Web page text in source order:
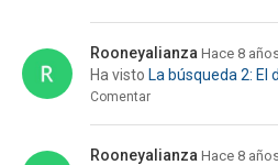
Rooneyalianza Hace 8
Ha visto La búsqueda 2: El
Comentar
Rooneyalianza Hace 8